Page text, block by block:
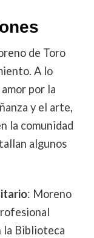
de Toro
A lo
por la
y el arte,
la comunidad
algunos
: Moreno
la Biblioteca